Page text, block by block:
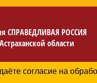
СПРАВЕДЛИВАЯ РОССИЯ
области
данных
согласие на